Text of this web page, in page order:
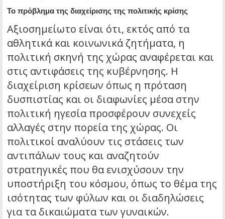
Το πρόβλημα της διαχείρισης της πολιτικής κρίσης
Αξιοσημείωτο είναι ότι, εκτός από τα
αθλητικά και κοινωνικά ζητήματα, η
πολιτική σκηνή της χώρας αναφέρεται και
στις αντιφάσεις της κυβέρνησης. Η
διαχείριση κρίσεων όπως η πρόταση
δυσπιστίας και οι διαφωνίες μέσα στην
πολιτική ηγεσία προσφέρουν συνεχείς
αλλαγές στην πορεία της χώρας. Οι
πολιτικοί αναλύουν τις στάσεις των
αντιπάλων τους και αναζητούν
στρατηγικές που θα ενισχύσουν την
υποστήριξη του κόσμου, όπως το θέμα της
ισότητας των φύλων και οι διαδηλώσεις
για τα δικαιώματα των γυναικών.